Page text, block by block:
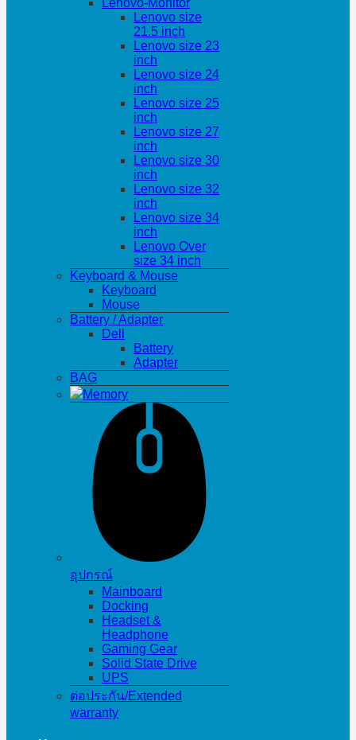
Lenovo-Monitor
Lenovo size
21.5 inch
Lenovo size 23
inch
Lenovo size 24
inch
Lenovo size 25
inch
Lenovo size 27
inch
Lenovo size 30
inch
Lenovo size 32
inch
Lenovo size 34
inch
Lenovo Over
size 34 inch
Keyboard & Mouse
Keyboard
Mouse
Battery / Adapter
Dell
Battery
Adapter
BAG
Memory
อุปกรณ์
Mainboard
Docking
Headset &
Headphone
Gaming Gear
Solid State Drive
UPS
ต่อประกัน/Extended
warranty